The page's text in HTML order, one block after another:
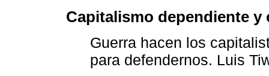
Capitalismo dependiente
Guerra hacen los
para defendernos. Luis